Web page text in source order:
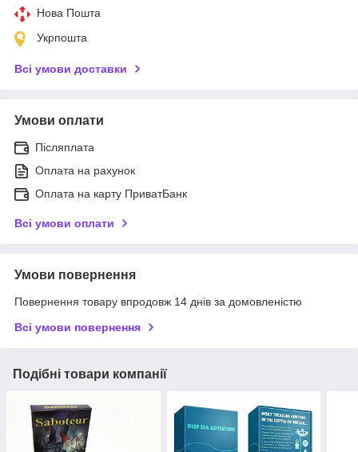
Нова Пошта
Укрпошта
Всі умови доставки
Умови оплати
Післяплата
Оплата на рахунок
Оплата на карту ПриватБанк
Всі умови оплати
Умови повернення
Повернення товару впродовж 14 днів за домовленістю
Всі умови повернення
Подібні товари компанії